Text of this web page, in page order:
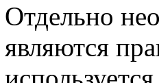
Отдельно
являются